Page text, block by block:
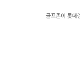
골프존이 롯데